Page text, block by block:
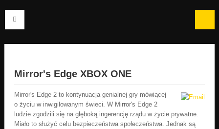
Mirror's Edge XBOX ONE
Mirror's Edge 2 to kontynuacja genialnej gry mówiącej
o życiu w inwigilowanym świeci. W Mirror's Edge 2
ludzie zgodzili się na głęboką ingerencję rządu w życie prywatne.
Miało to służyć celu bezpieczeństwa społeczeństwa. Jednak są